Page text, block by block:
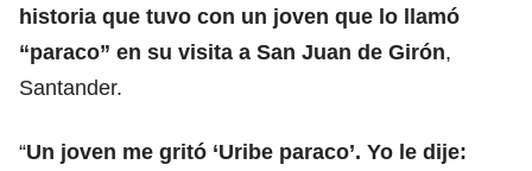
historia que tuvo con un joven que lo llamó
“paraco” en su visita a San Juan de Girón,
Santander.
“Un joven me gritó ‘Uribe paraco’. Yo le dije: